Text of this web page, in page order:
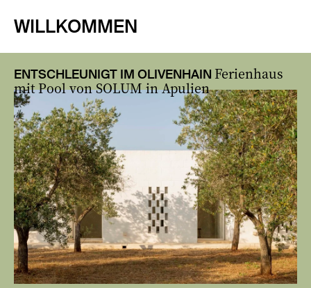
WILLKOMMEN
ENTSCHLEUNIGT IM OLIVENHAIN Ferienhaus
mit Pool von SOLUM in Apulien